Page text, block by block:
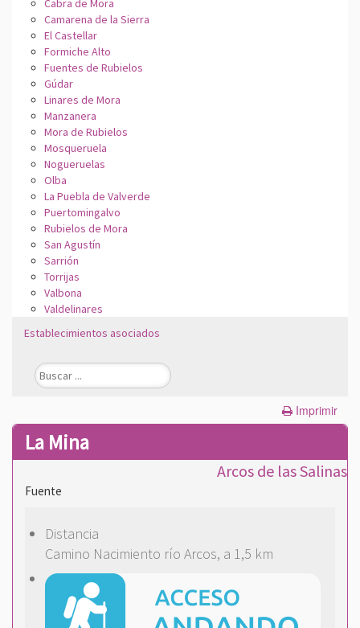
Camarena de la Sierra
El Castellar
Formiche Alto
Fuentes de Rubielos
Gúdar
Linares de Mora
Manzanera
Mora de Rubielos
Mosqueruela
Nogueruelas
Olba
La Puebla de Valverde
Puertomingalvo
Rubielos de Mora
San Agustín
Sarrión
Torrijas
Valbona
Valdelinares
Establecimientos asociados
Imprimir
La Mina
Arcos de las Salinas
Fuente
Distancia
Camino Nacimiento río Arcos, a 1,5 km